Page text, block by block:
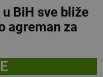
BiH sve bliže
agreman za